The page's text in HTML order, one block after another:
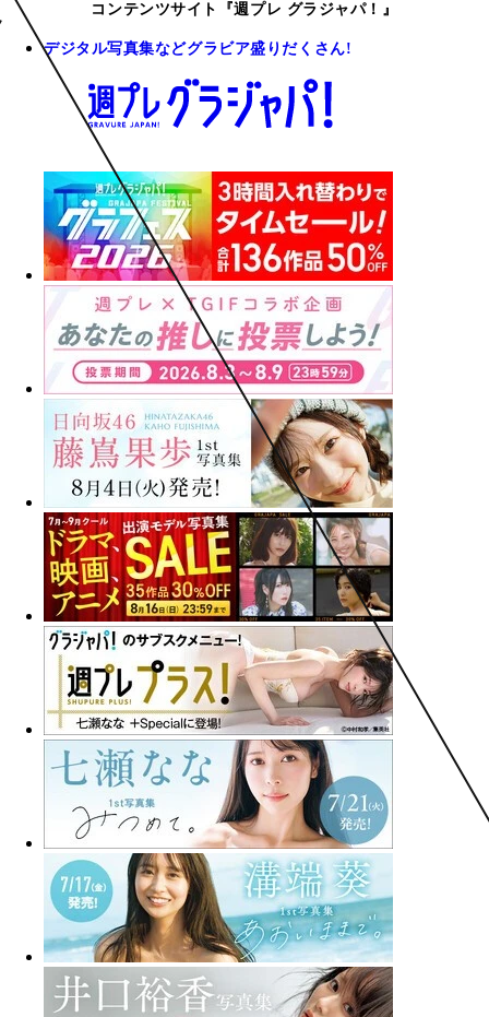
コンテンツサイト『週プレ グラジャパ！』
デジタル写真集などグラビア盛りだくさん!